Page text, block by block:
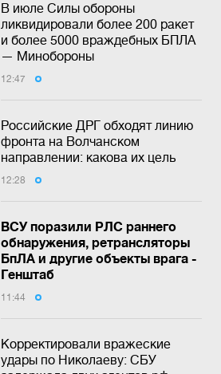
В июле Силы обороны
ликвидировали более 200 ракет
и более 5000 враждебных БПЛА
— Минобороны
12:47
Российские ДРГ обходят линию
фронта на Волчанском
направлении: какова их цель
12:28
ВСУ поразили РЛС раннего
обнаружения, ретрансляторы
БпЛА и другие объекты врага -
Генштаб
11:44
Корректировали вражеские
удары по Николаеву: СБУ